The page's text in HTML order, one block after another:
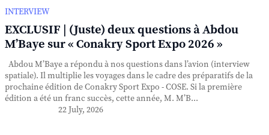
INTERVIEW
EXCLUSIF | (Juste) deux questions à Abdou
M’Baye sur « Conakry Sport Expo 2026 »
Abdou M’Baye a répondu à nos questions dans l’avion (interview
spatiale). Il multiplie les voyages dans le cadre des préparatifs de la
prochaine édition de Conakry Sport Expo - COSE. Si la première
édition a été un franc succès, cette année, M. M’B...
22 July, 2026